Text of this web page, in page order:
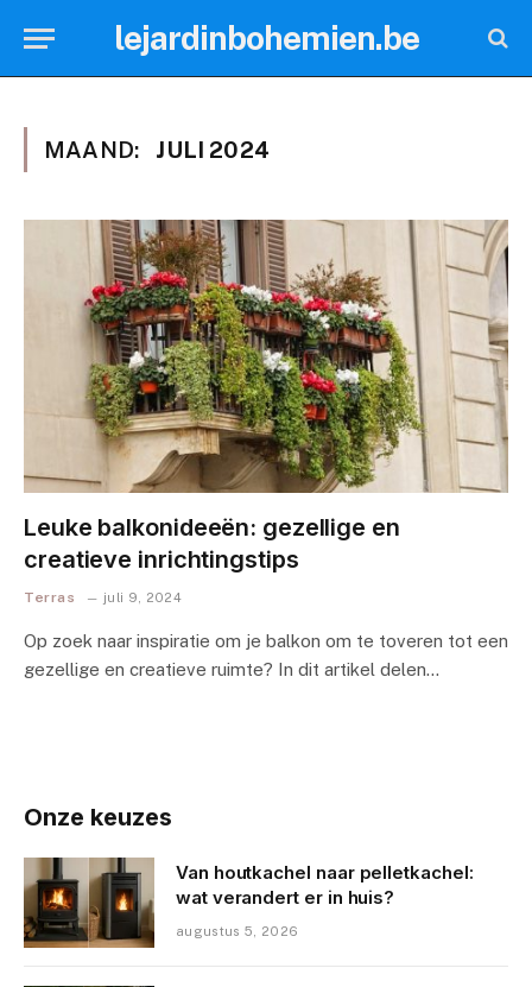
lejardinbohemien.be
MAAND: JULI 2024
Leuke balkonideeën: gezellige en
creatieve inrichtingstips
Terras juli 9, 2024
Op zoek‍ naar inspiratie om je balkon om te toveren tot een
gezellige en creatieve ruimte? In dit artikel delen…
Onze keuzes
Van houtkachel naar pelletkachel:
wat verandert er in huis?
augustus 5, 2026